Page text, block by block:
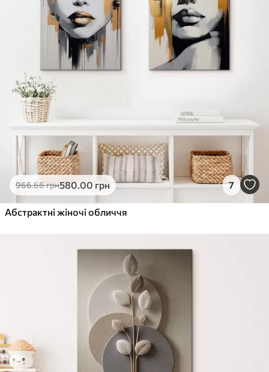
Екологічний матеріал
Преміум
грн
✓Яскраві, насичені кольори
✓Стійкість до вицвітання
✓Безпечне чорнило без запаху
✓Поверхня з текстурою полотна
✗ Екологічний матеріал
Еко-Преміум
.00 грн
✓Яскраві, насичені кольори
Поверхня з текстурою полотна
966.66грн580.00 грн 7
Абстрактні жіночі обличчя